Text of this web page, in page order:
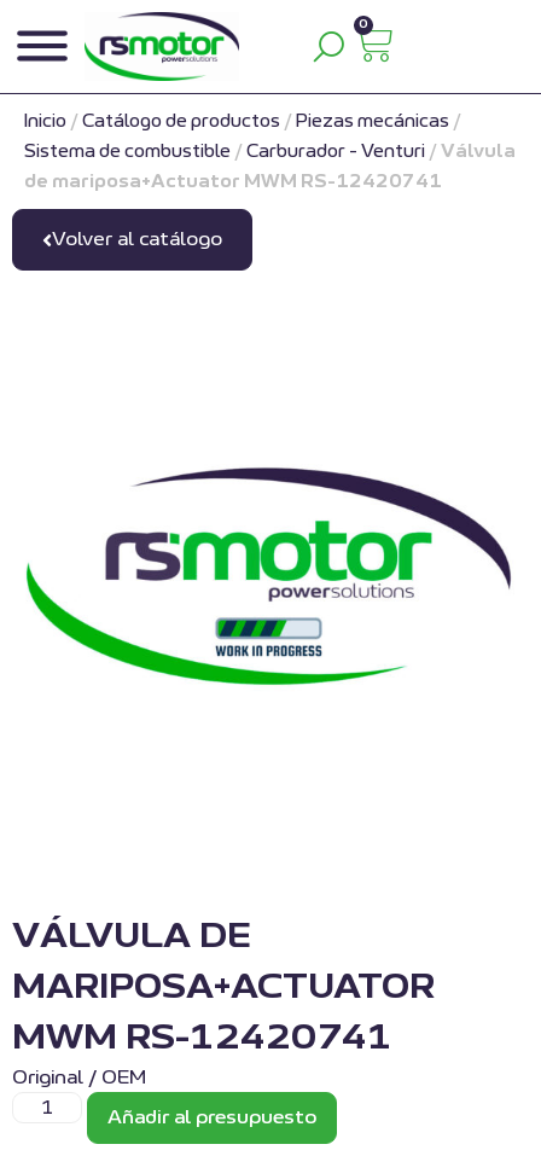
0
Inicio / Catálogo de productos / Piezas mecánicas /
Sistema de combustible / Carburador - Venturi / Válvula
de mariposa+Actuator MWM RS-12420741
Volver al catálogo
VÁLVULA DE
MARIPOSA+ACTUATOR
MWM RS-12420741
Original / OEM
Añadir al presupuesto